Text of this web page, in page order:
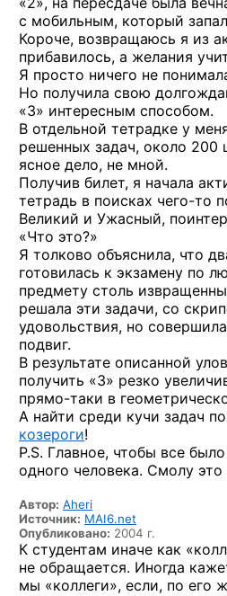
с мобильным, который
Короче, возвращаюсь я из
прибавилось, а желания
Я просто ничего не
Но получила свою
«3» интересным способом.
В отдельной тетрадке у
решенных задач, около 200
ясное дело, не мной.
Получив билет, я начала
тетрадь в поисках чего-то
Великий и Ужасный,
«Что это?»
Я толково объяснила, что
готовилась к экзамену по
предмету столь
решала эти задачи, со
удовольствия, но
подвиг.
В результате описанной
получить «3» резко
прямо-таки в
А найти среди кучи задач
козероги!
P.S. Главное, чтобы все
одного человека. Смолу это
Автор: Aheri
Источник: MAI6.net
Опубликовано: 2004 г.
К студентам иначе как
не обращается. Иногда
мы «коллеги», если, по его